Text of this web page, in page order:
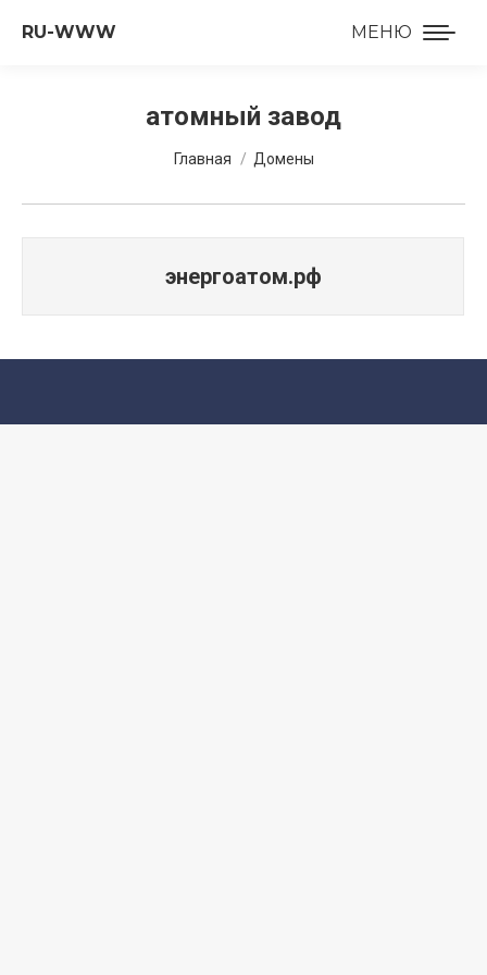
МЕНЮ
RU-WWW
атомный завод
Вы здесь:
Главная Домены
энергоатом.рф